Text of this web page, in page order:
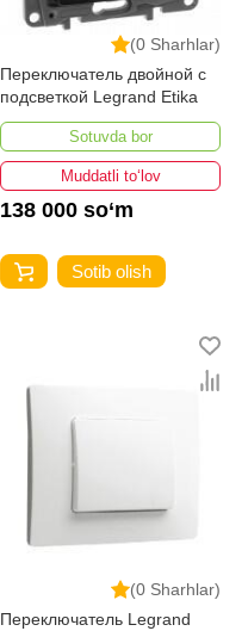
(0 Sharhlar)
Переключатель двойной с
подсветкой Legrand Etika
Sotuvda bor
Muddatli to‘lov
138 000 so‘m
Sotib olish
(0 Sharhlar)
Переключатель Legrand